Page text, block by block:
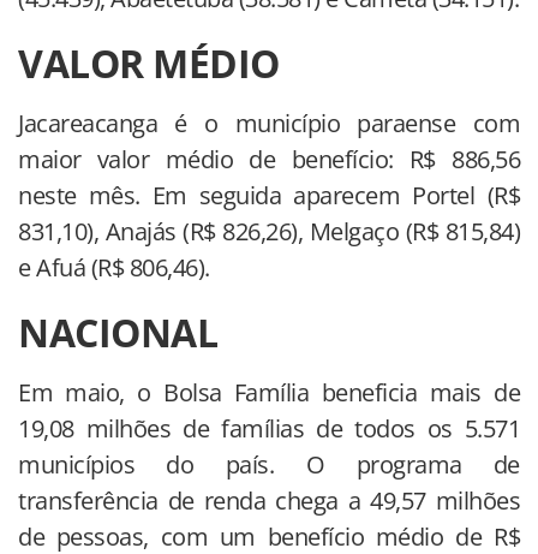
VALOR MÉDIO
Jacareacanga é o município paraense com
maior valor médio de benefício: R$ 886,56
neste mês. Em seguida aparecem Portel (R$
831,10), Anajás (R$ 826,26), Melgaço (R$ 815,84)
e Afuá (R$ 806,46).
NACIONAL
Em maio, o Bolsa Família beneficia mais de
19,08 milhões de famílias de todos os 5.571
municípios do país. O programa de
transferência de renda chega a 49,57 milhões
de pessoas, com um benefício médio de R$